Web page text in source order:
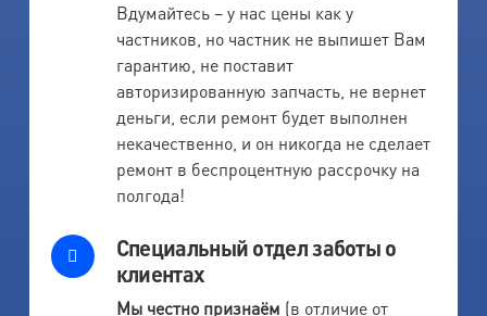
Вдумайтесь – у нас цены как у
частников, но частник не выпишет Вам
гарантию, не поставит
авторизированную запчасть, не вернет
деньги, если ремонт будет выполнен
некачественно, и он никогда не сделает
ремонт в беспроцентную рассрочку на
полгода!
Специальный отдел заботы о
клиентах
Мы честно признаём (в отличие от